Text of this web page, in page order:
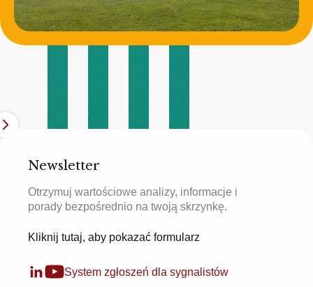
Newsletter
Otrzymuj wartościowe analizy, informacje i
porady bezpośrednio na twoją skrzynkę.
Kliknij tutaj, aby pokazać formularz
System zgłoszeń dla sygnalistów